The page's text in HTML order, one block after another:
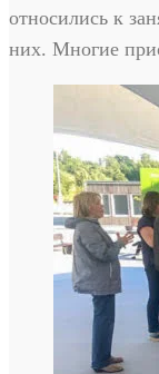
относились к
них. Многие